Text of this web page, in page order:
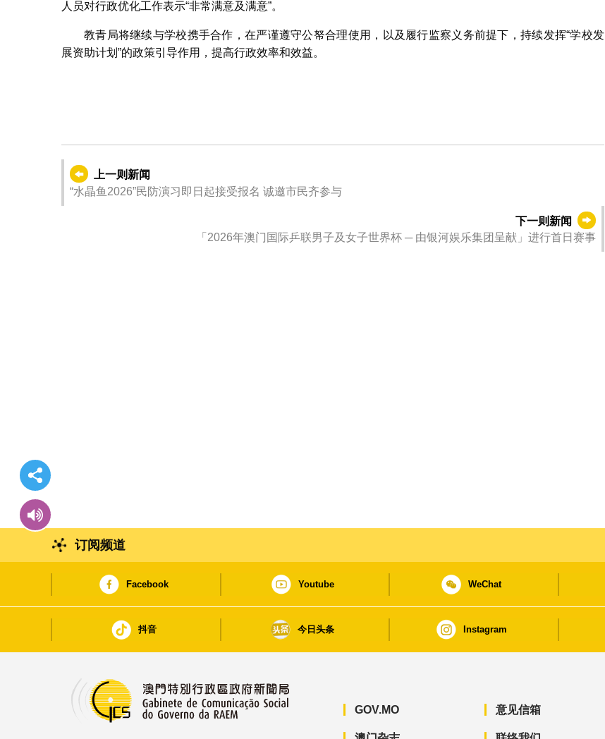
人员对行政优化工作表示“非常满意及满意”。
教青局将继续与学校携手合作，在严谨遵守公帑合理使用，以及履行监察义务前提下，持续发挥“学校发
展资助计划”的政策引导作用，提高行政效率和效益。
上一则新闻
“水晶鱼2026”民防演习即日起接受报名 诚邀市民齐参与
下一则新闻
「2026年澳门国际乒联男子及女子世界杯 ─ 由银河娱乐集团呈献」进行首日赛事
订阅频道
Facebook Youtube WeChat
抖音 今日头条 Instagram
GOV.MO 意见信箱